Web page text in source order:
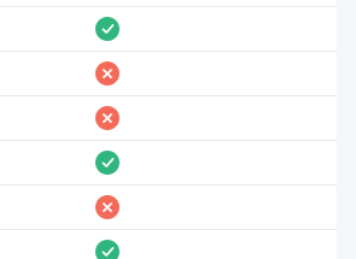
vorhanden
fehlt
fehlt
vorhanden
fehlt
vorhanden